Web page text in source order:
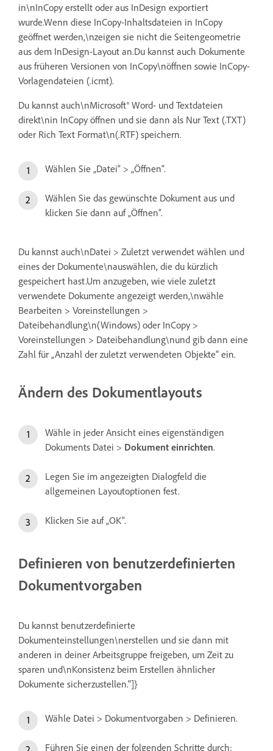
in\nInCopy erstellt oder aus InDesign exportiert
wurde.Wenn diese InCopy-Inhaltsdateien in InCopy
geöffnet werden,\nzeigen sie nicht die Seitengeometrie
aus dem InDesign-Layout an.Du kannst auch Dokumente
aus früheren Versionen von InCopy\nöffnen sowie InCopy-
Vorlagendateien (.icmt).
Du kannst auch\nMicrosoft® Word- und Textdateien
direkt\nin InCopy öffnen und sie dann als Nur Text (.TXT)
oder Rich Text Format\n(.RTF) speichern.
Wählen Sie „Datei“ > „Öffnen“.
Wählen Sie das gewünschte Dokument aus und
klicken Sie dann auf „Öffnen“.
Du kannst auch\nDatei > Zuletzt verwendet wählen und
eines der Dokumente\nauswählen, die du kürzlich
gespeichert hast.Um anzugeben, wie viele zuletzt
verwendete Dokumente angezeigt werden,\nwähle
Bearbeiten > Voreinstellungen >
Dateibehandlung\n(Windows) oder InCopy >
Voreinstellungen > Dateibehandlung\nund gib dann eine
Zahl für „Anzahl der zuletzt verwendeten Objekte" ein.
Ändern des Dokumentlayouts
Wähle in jeder Ansicht eines eigenständigen
Dokuments Datei > Dokument einrichten.
Legen Sie im angezeigten Dialogfeld die
allgemeinen Layoutoptionen fest.
Klicken Sie auf „OK“.
Definieren von benutzerdefinierten
Dokumentvorgaben
Du kannst benutzerdefinierte
Dokumenteinstellungen\nerstellen und sie dann mit
anderen in deiner Arbeitsgruppe freigeben, um Zeit zu
sparen und\nKonsistenz beim Erstellen ähnlicher
Dokumente sicherzustellen."]}
Wähle Datei > Dokumentvorgaben > Definieren.
Führen Sie einen der folgenden Schritte durch: